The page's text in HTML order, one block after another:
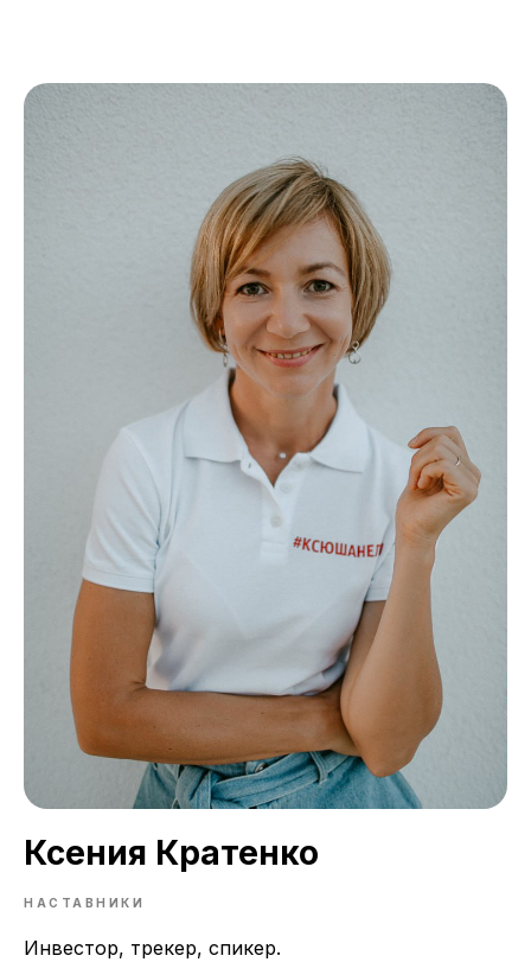
Ксения Кратенко
НАСТАВНИКИ
Инвестор, трекер, спикер.